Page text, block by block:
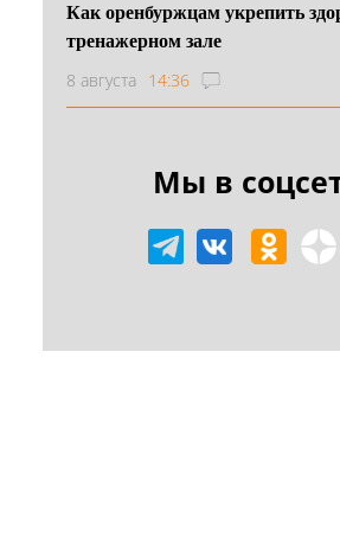
Как оренбуржцам укрепить
тренажерном зале
8 августа 14:36
Мы в